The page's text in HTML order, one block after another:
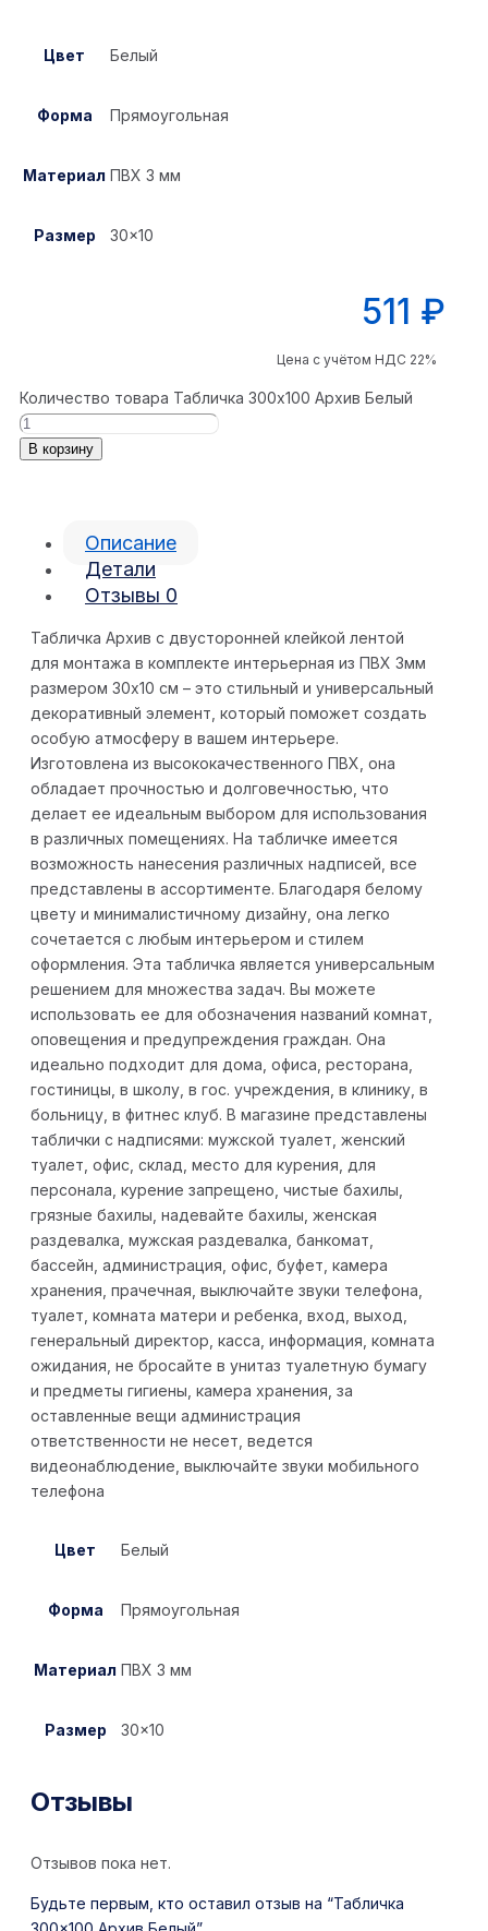
Цвет Белый
Форма Прямоугольная
Материал ПВХ 3 мм
Размер 30×10
511 ₽
Цена с учётом НДС 22%
Количество товара Табличка 300x100 Архив Белый
В корзину
Описание
Детали
Отзывы 0
Табличка Архив с двусторонней клейкой лентой
для монтажа в комплекте интерьерная из ПВХ 3мм
размером 30х10 см – это стильный и универсальный
декоративный элемент, который поможет создать
особую атмосферу в вашем интерьере.
Изготовлена из высококачественного ПВХ, она
обладает прочностью и долговечностью, что
делает ее идеальным выбором для использования
в различных помещениях. На табличке имеется
возможность нанесения различных надписей, все
представлены в ассортименте. Благодаря белому
цвету и минималистичному дизайну, она легко
сочетается с любым интерьером и стилем
оформления. Эта табличка является универсальным
решением для множества задач. Вы можете
использовать ее для обозначения названий комнат,
оповещения и предупреждения граждан. Она
идеально подходит для дома, офиса, ресторана,
гостиницы, в школу, в гос. учреждения, в клинику, в
больницу, в фитнес клуб. В магазине представлены
таблички с надписями: мужской туалет, женский
туалет, офис, склад, место для курения, для
персонала, курение запрещено, чистые бахилы,
грязные бахилы, надевайте бахилы, женская
раздевалка, мужская раздевалка, банкомат,
бассейн, администрация, офис, буфет, камера
хранения, прачечная, выключайте звуки телефона,
туалет, комната матери и ребенка, вход, выход,
генеральный директор, касса, информация, комната
ожидания, не бросайте в унитаз туалетную бумагу
и предметы гигиены, камера хранения, за
оставленные вещи администрация
ответственности не несет, ведется
видеонаблюдение, выключайте звуки мобильного
телефона
Цвет Белый
Форма Прямоугольная
Материал ПВХ 3 мм
Размер 30×10
Отзывы
Отзывов пока нет.
Будьте первым, кто оставил отзыв на “Табличка